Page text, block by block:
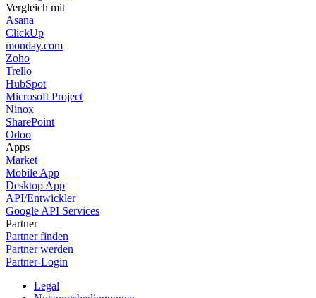
Vergleich mit
Asana
ClickUp
monday.com
Zoho
Trello
HubSpot
Microsoft Project
Ninox
SharePoint
Odoo
Apps
Market
Mobile App
Desktop App
API/Entwickler
Google API Services
Partner
Partner finden
Partner werden
Partner-Login
Legal